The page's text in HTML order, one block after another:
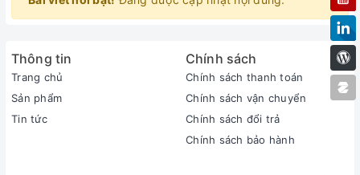
Thông tin
Trang chủ
Sản phẩm
Tin tức
Chính sách
Chính sách thanh toán
Chính sách vận chuyển
Chính sách đổi trả
Chính sách bảo hành